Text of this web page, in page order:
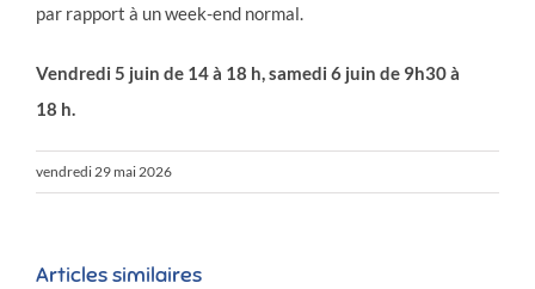
par rapport à un week-end normal.
Vendredi 5 juin de 14 à 18 h, samedi 6 juin de 9h30 à
18 h.
vendredi 29 mai 2026
Articles similaires